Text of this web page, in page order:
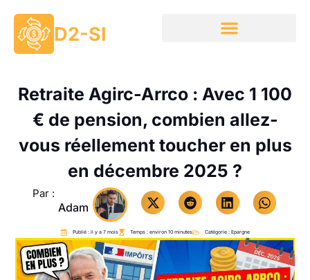
D2-SI
Retraite Agirc-Arrco : Avec 1 100
€ de pension, combien allez-
vous réellement toucher en plus
en décembre 2025 ?
Par :
Adam
Publié : il y a 7 mois Temps : environ 10 minutes Catégorie : Epargne